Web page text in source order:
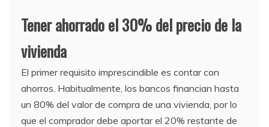
Tener ahorrado el 30% del precio de la
vivienda
El primer requisito imprescindible es contar con
ahorros. Habitualmente, los bancos financian hasta
un 80% del valor de compra de una vivienda, por lo
que el comprador debe aportar el 20% restante de